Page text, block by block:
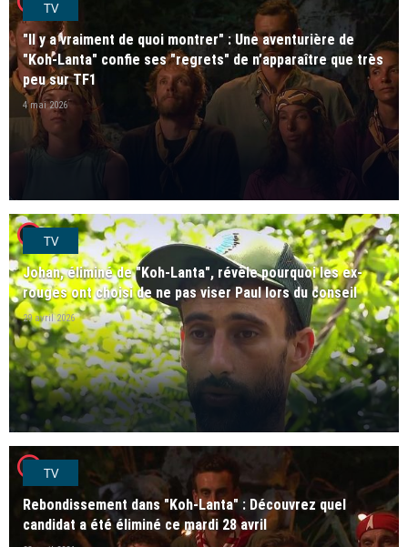
TV
"Il y a vraiment de quoi montrer" : Une aventurière de
"Koh-Lanta" confie ses "regrets" de n’apparaître que très
peu sur TF1
4 mai 2026
player2TV
Johan, éliminé de "Koh-Lanta", révèle pourquoi les ex-
rouges ont choisi de ne pas viser Paul lors du conseil
29 avril 2026
player2TV
Rebondissement dans "Koh-Lanta" : Découvrez quel
candidat a été éliminé ce mardi 28 avril